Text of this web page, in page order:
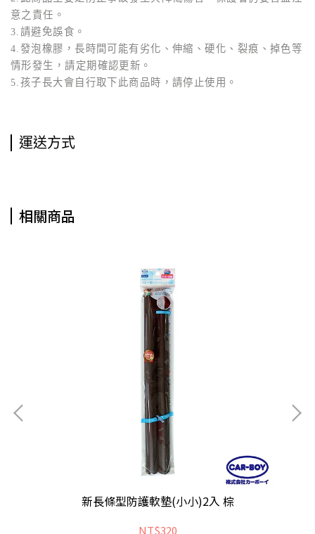
意之責任。
3.請避免誤食。
4.發泡橡膠，長時間可能有劣化、伸縮、硬化、裂痕、掉色等
情形發生，請定期確認更新。
5.孩子長大會自行取下此商品時，請停止使用。
運送方式
相關商品
新長條型防護軟墊(小小)2入 棕
NT$320